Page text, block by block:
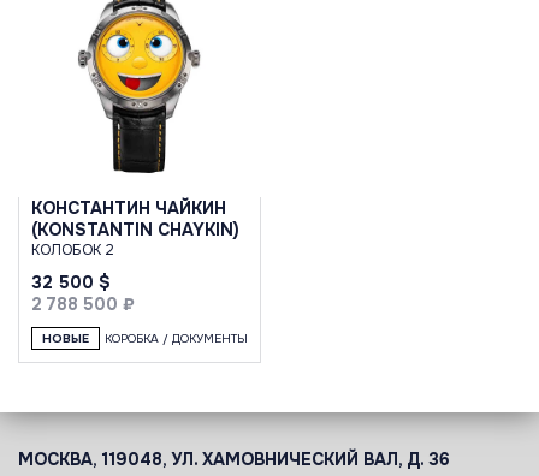
КОНСТАНТИН ЧАЙКИН
(KONSTANTIN CHAYKIN)
КОЛОБОК 2
32 500 $
2 788 500 ₽
НОВЫЕ КОРОБКА / ДОКУМЕНТЫ
МОСКВА, 119048, УЛ. ХАМОВНИЧЕСКИЙ ВАЛ, Д. 36